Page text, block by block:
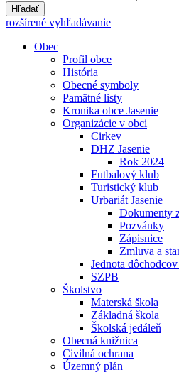
Hľadať
rozšírené vyhľadávanie
Obec
Profil obce
História
Obecné symboly
Pamätné listy
Kronika obce Jasenie
Organizácie v obci
Cirkev
DHZ Jasenie
Rok 2024
Futbalový klub
Turistický klub
Urbariát Jasenie
Dokumenty
Pozvánky
Zápisnice
Zmluva a
Jednota dôchodcov
SZPB
Školstvo
Materská škola
Základná škola
Školská jedáleň
Obecná knižnica
Civilná ochrana
Územný plán